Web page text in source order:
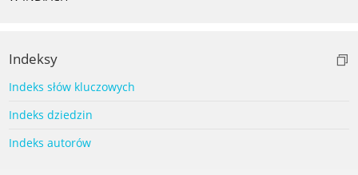
Indeksy
Indeks słów kluczowych
Indeks dziedzin
Indeks autorów